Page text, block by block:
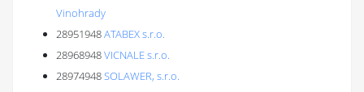
Vinohrady
28951948ATABEX s.r.o.
28968948VICNALE s.r.o.
28974948SOLAWER, s.r.o.